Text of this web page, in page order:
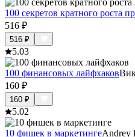
100 секретов кратного роста
516 ₽
516 ₽
5.03
100 финансовых лайфхаков
160 ₽
160 ₽
5.02
10 фишек в маркетингеAndrey